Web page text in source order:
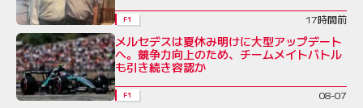
F1 17時間前
メルセデスは夏休み明けに大型アップデート
へ。競争力向上のため、チームメイトバトル
も引き続き容認か
F1
08-07